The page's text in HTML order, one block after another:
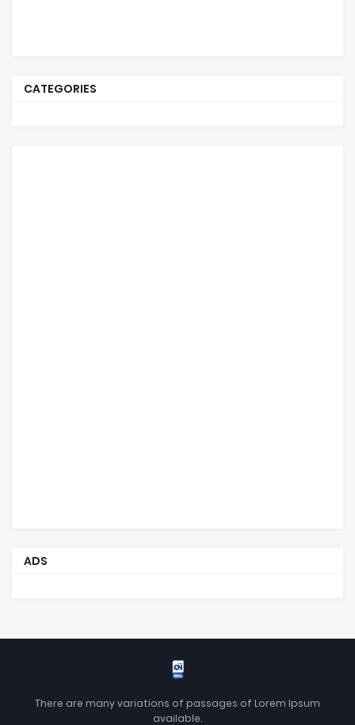
CATEGORIES
ADS
There are many variations of passages of Lorem Ipsum
available.